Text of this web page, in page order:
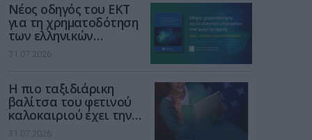
Νέος οδηγός του ΕΚΤ
για τη χρηματοδότηση
των ελληνικών
επιχειρήσεων στον
χώρο της άμυνας
31.07.2026
Η πιο ταξιδιάρικη
βαλίτσα του φετινού
καλοκαιριού έχει την
υπογραφή της Xiaomi
31.07.2026